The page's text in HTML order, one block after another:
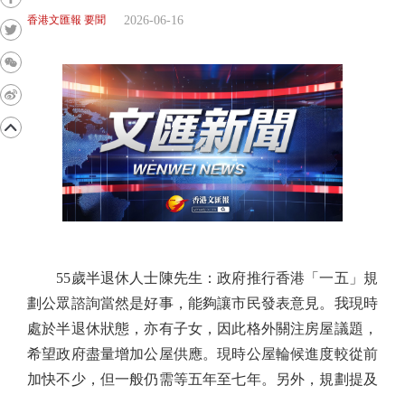
香港文匯報 要聞 2026-06-16
55歲半退休人士陳先生：政府推行香港「一五」規
劃公眾諮詢當然是好事，能夠讓市民發表意見。我現時
處於半退休狀態，亦有子女，因此格外關注房屋議題，
希望政府盡量增加公屋供應。現時公屋輪候進度較從前
加快不少，但一般仍需等五年至七年。另外，規劃提及